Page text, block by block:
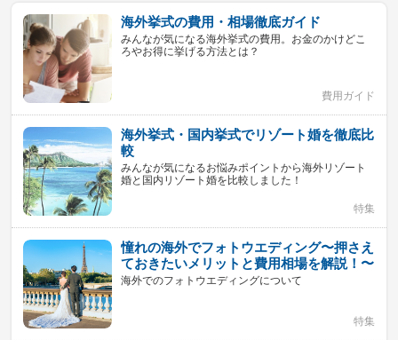
海外挙式の費用・相場徹底ガイド
みんなが気になる海外挙式の費用。お金のかけどこ
ろやお得に挙げる方法とは？
費用ガイド
海外挙式・国内挙式でリゾート婚を徹底比
較
みんなが気になるお悩みポイントから海外リゾート
婚と国内リゾート婚を比較しました！
特集
憧れの海外でフォトウエディング〜押さえ
ておきたいメリットと費用相場を解説！〜
海外でのフォトウエディングについて
特集